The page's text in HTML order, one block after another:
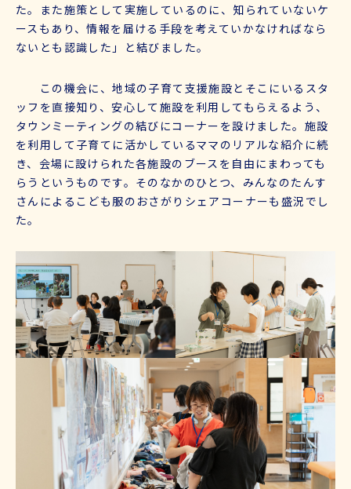
た。また施策として実施しているのに、知られていないケ
ースもあり、情報を届ける手段を考えていかなければなら
ないとも認識した」と結びました。
この機会に、地域の子育て支援施設とそこにいるスタ
ッフを直接知り、安心して施設を利用してもらえるよう、
タウンミーティングの結びにコーナーを設けました。施設
を利用して子育てに活かしているママのリアルな紹介に続
き、会場に設けられた各施設のブースを自由にまわっても
らうというものです。そのなかのひとつ、みんなのたんす
さんによるこども服のおさがりシェアコーナーも盛況でし
た。